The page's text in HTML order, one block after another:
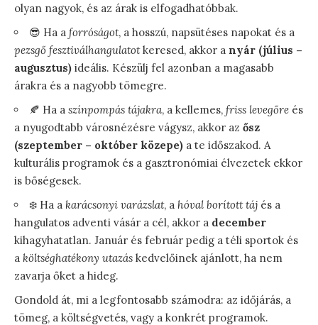
olyan nagyok, és az árak is elfogadhatóbbak.
😎 Ha a forróságot, a hosszú, napsütéses napokat és a
pezsgő fesztiválhangulatotkeresed, akkor a nyár (július –
augusztus) ideális. Készülj fel azonban a magasabb
árakra és a nagyobb tömegre.
🍂 Ha a színpompás tájakra, a kellemes, friss levegőre és
a nyugodtabb városnézésre vágysz, akkor az ősz
(szeptember – október közepe) a te időszakod. A
kulturális programok és a gasztronómiai élvezetek ekkor
is bőségesek.
❄️ Ha a karácsonyi varázslat, a hóval borított táj és a
hangulatos adventi vásár a cél, akkor a december
kihagyhatatlan. Január és február pedig a téli sportok és
a költséghatékony utazás kedvelőinek ajánlott, ha nem
zavarja őket a hideg.
Gondold át, mi a legfontosabb számodra: az időjárás, a
tömeg, a költségvetés, vagy a konkrét programok.